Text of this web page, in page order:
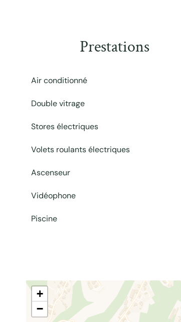
Prestations
Air conditionné
Double vitrage
Stores électriques
Volets roulants électriques
Ascenseur
Vidéophone
Piscine
+
−